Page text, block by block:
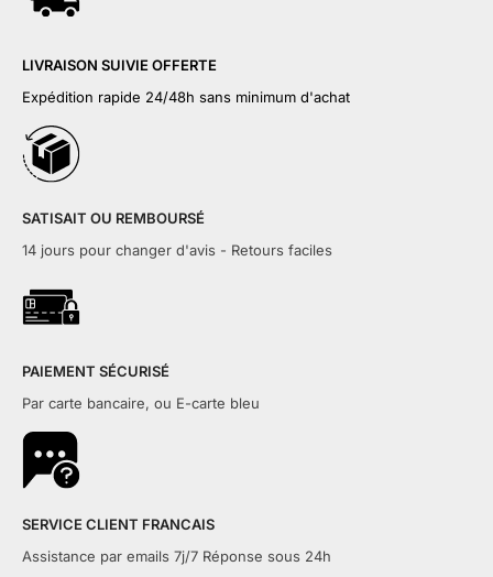
LIVRAISON SUIVIE OFFERTE
Expédition rapide 24/48h sans minimum d'achat
SATISAIT OU REMBOURSÉ
14 jours pour changer d'avis - Retours faciles
PAIEMENT SÉCURISÉ
Par carte bancaire, ou E-carte bleu
SERVICE CLIENT FRANCAIS
Assistance par emails 7j/7 Réponse sous 24h